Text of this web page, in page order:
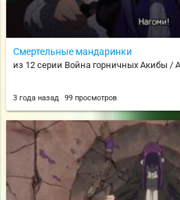
Смертельные мандаринки
из 12 серии Война горничных Акибы /
3 года назад 99 просмотров